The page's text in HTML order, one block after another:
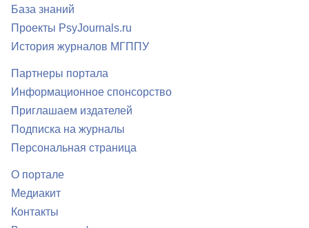
База знаний
Проекты PsyJournals.ru
История журналов МГППУ
Партнеры портала
Информационное спонсорство
Приглашаем издателей
Подписка на журналы
Персональная страница
О портале
Медиакит
Контакты